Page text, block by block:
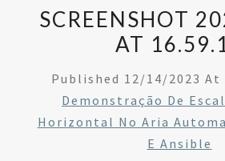
SCREENSHOT
AT
Published 12/14/2023 At
Demonstração De
Horizontal No Aria
E Ansible